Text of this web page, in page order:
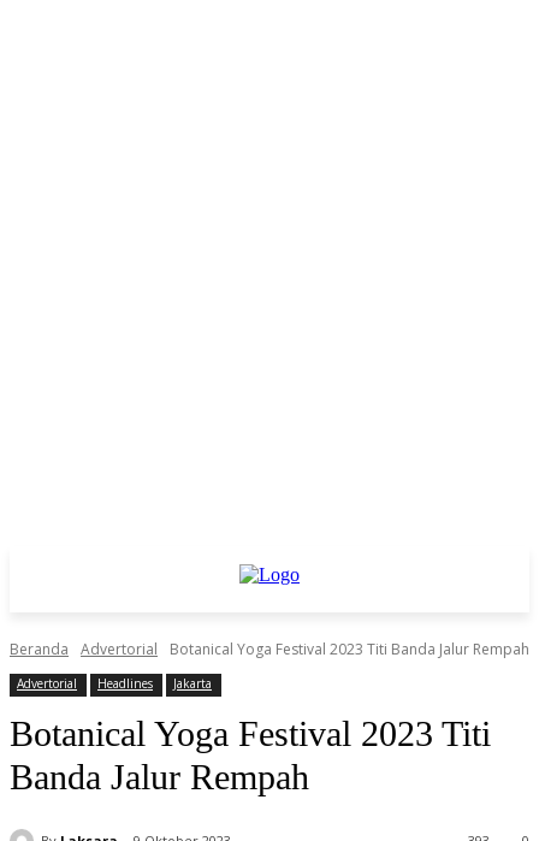
Beranda Advertorial Botanical Yoga Festival 2023 Titi Banda Jalur Rempah
Advertorial Headlines Jakarta
Botanical Yoga Festival 2023 Titi
Banda Jalur Rempah